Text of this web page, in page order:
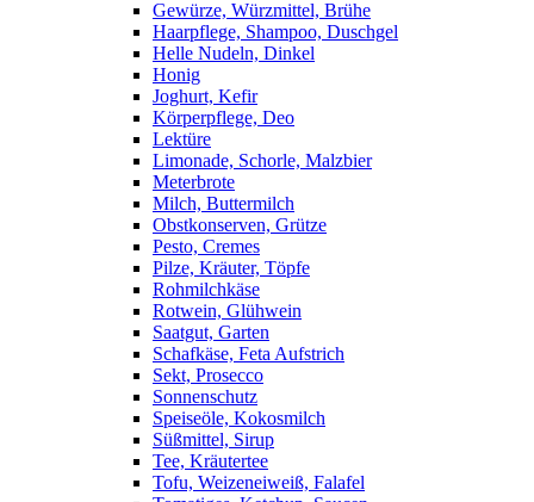
Gewürze, Würzmittel, Brühe
Haarpflege, Shampoo, Duschgel
Helle Nudeln, Dinkel
Honig
Joghurt, Kefir
Körperpflege, Deo
Lektüre
Limonade, Schorle, Malzbier
Meterbrote
Milch, Buttermilch
Obstkonserven, Grütze
Pesto, Cremes
Pilze, Kräuter, Töpfe
Rohmilchkäse
Rotwein, Glühwein
Saatgut, Garten
Schafkäse, Feta Aufstrich
Sekt, Prosecco
Sonnenschutz
Speiseöle, Kokosmilch
Süßmittel, Sirup
Tee, Kräutertee
Tofu, Weizeneiweiß, Falafel